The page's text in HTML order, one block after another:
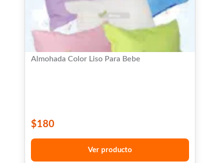
Almohada Color Liso Para Bebe
$180
Ver producto